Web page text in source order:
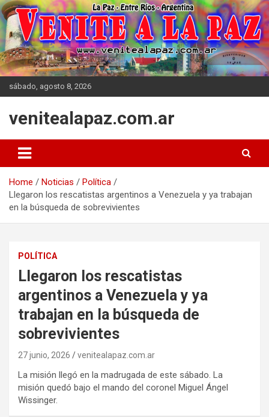
Skip
to
content
sábado, agosto 8, 2026
venitealapaz.com.ar
Home Noticias
Política
Llegaron los rescatistas argentinos a Venezuela y ya trabajan
en la búsqueda de sobrevivientes
POLÍTICA
Llegaron los rescatistas
argentinos a Venezuela y ya
trabajan en la búsqueda de
sobrevivientes
27 junio, 2026 venitealapaz.com.ar
La misión llegó en la madrugada de este sábado. La
misión quedó bajo el mando del coronel Miguel Ángel
Wissinger.